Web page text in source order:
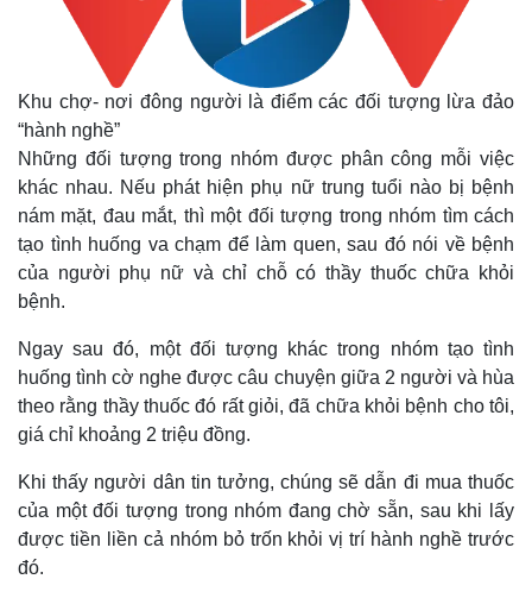
Khu chợ- nơi đông người là điểm các đối tượng lừa đảo
“hành nghề”
Những đối tượng trong nhóm được phân công mỗi việc
khác nhau. Nếu phát hiện phụ nữ trung tuổi nào bị bệnh
nám mặt, đau mắt, thì một đối tượng trong nhóm tìm cách
tạo tình huống va chạm để làm quen, sau đó nói về bệnh
của người phụ nữ và chỉ chỗ có thầy thuốc chữa khỏi
bệnh.
Ngay sau đó, một đối tượng khác trong nhóm tạo tình
huống tình cờ nghe được câu chuyện giữa 2 người và hùa
theo rằng thầy thuốc đó rất giỏi, đã chữa khỏi bệnh cho tôi,
giá chỉ khoảng 2 triệu đồng.
Khi thấy người dân tin tưởng, chúng sẽ dẫn đi mua thuốc
của một đối tượng trong nhóm đang chờ sẵn, sau khi lấy
được tiền liền cả nhóm bỏ trốn khỏi vị trí hành nghề trước
đó.